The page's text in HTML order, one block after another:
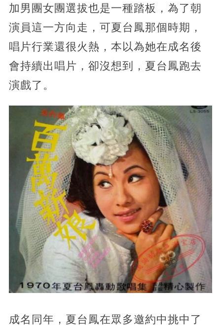
加男團女團選拔也是一種踏板，為了朝
演員這一方向走，可夏台鳳那個時期，
唱片行業還很火熱，本以為她在成名後
會持續出唱片，卻沒想到，夏台鳳跑去
演戲了。
成名同年，夏台鳳在眾多邀約中挑中了